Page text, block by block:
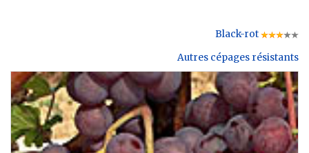
Black-rot
Autres cépages résistants